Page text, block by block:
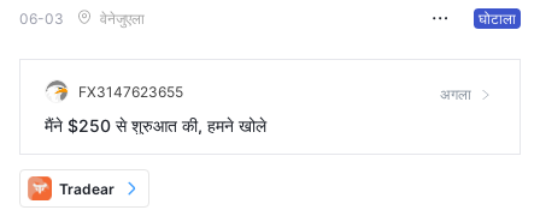
06-03 वेनेजुएला घोटाला
FX3147623655
मैंने $250 से शुरुआत की, हमने खोले
अगला
Tradear